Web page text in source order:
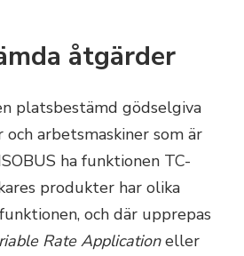
åtgärder
platsbestämd gödselgiva
arbetsmaskiner som är
ha funktionen TC-
produkter har olika
och där upprepas
Rate Applicationeller